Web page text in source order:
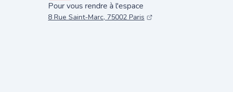
Pour vous rendre à l'espace
8 Rue Saint-Marc, 75002 Paris